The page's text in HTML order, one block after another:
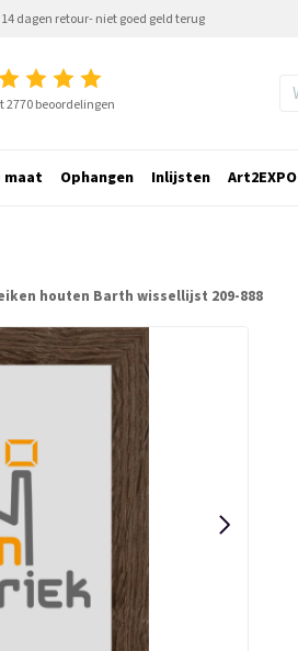
14 dagen retour- niet goed geld terug
2770 beoordelingen
maat Ophangen Inlijsten Art2EXPO
houten Barth wissellijst 209-888